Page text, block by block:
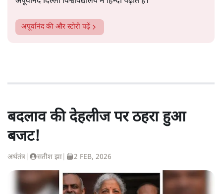
अपूर्वानंदकी और स्टोरी पढ़ें
बदलाव की देहलीज पर ठहरा हुआ
बजट!
अर्थतंत्र सतीश झा 2 FEB, 2026